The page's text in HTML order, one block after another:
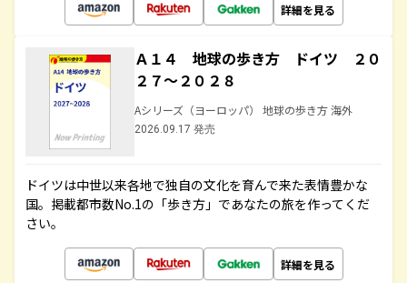
詳細を見る
Ａ１４ 地球の歩き方 ドイツ ２０
２７～２０２８
Aシリーズ（ヨーロッパ） 地球の歩き方 海外
2026.09.17 発売
ドイツは中世以来各地で独自の文化を育んで来た表情豊かな
国。掲載都市数No.1の「歩き方」であなたの旅を作ってくだ
さい。
詳細を見る